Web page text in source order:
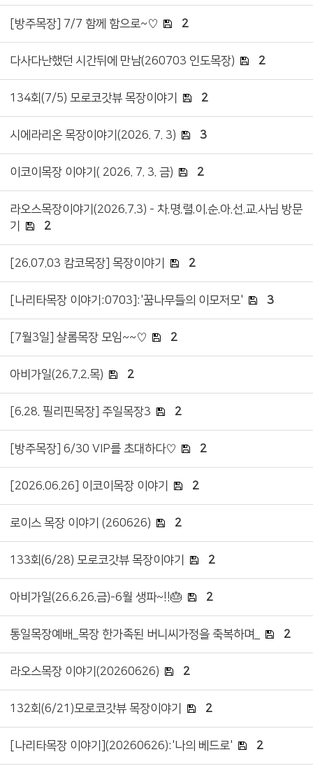
[방주목장] 7/7 함께 함으로~♡ 2
다사다난했던 시간뒤에 만남(260703 인도목장) 2
134회(7/5) 모로코갓뷰 목장이야기 2
시에라리온 목장이야기(2026. 7. 3) 3
이코이목장 이야기( 2026. 7. 3. 금) 2
라오스목장이야기(2026.7.3) - 차.명.렬.이.순.아.선.교.사님 방문
기
2
[26.07.03 캄코목장] 목장이야기 2
[나리타목장 이야기:0703]:'꿈나무들의 이모저모' 3
[7월3일] 샬롬목장 모임~~♡ 2
아비가일(26.7.2.목) 2
[6.28. 필리핀목장] 주일목장3 2
[방주목장] 6/30 VIP를 초대하다♡ 2
[2026.06.26] 이코이목장 이야기 2
로이스 목장 이야기 (260626) 2
133회(6/28) 모로코갓뷰 목장이야기 2
아비가일(26.6.26.금)-6월 생파~!!🎂 2
통일목장예배_목장 한가족된 버니씨가정을 축복하며_ 2
라오스목장 이야기(20260626) 2
132회(6/21)모로코갓뷰 목장이야기 2
[나리타목장 이야기](20260626):'나의 베드로' 2